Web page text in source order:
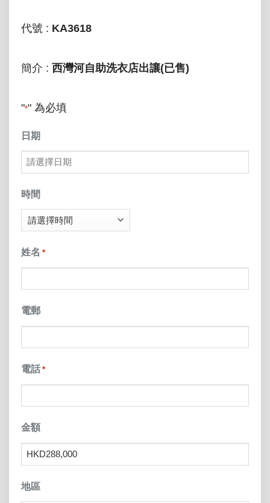
代號 : KA3618
簡介 : 西灣河自助洗衣店出讓(已售)
"*" 為必填
日期
MM
slash
DD
YYYY
時間
姓名 *
電郵
電話 *
金額
地區